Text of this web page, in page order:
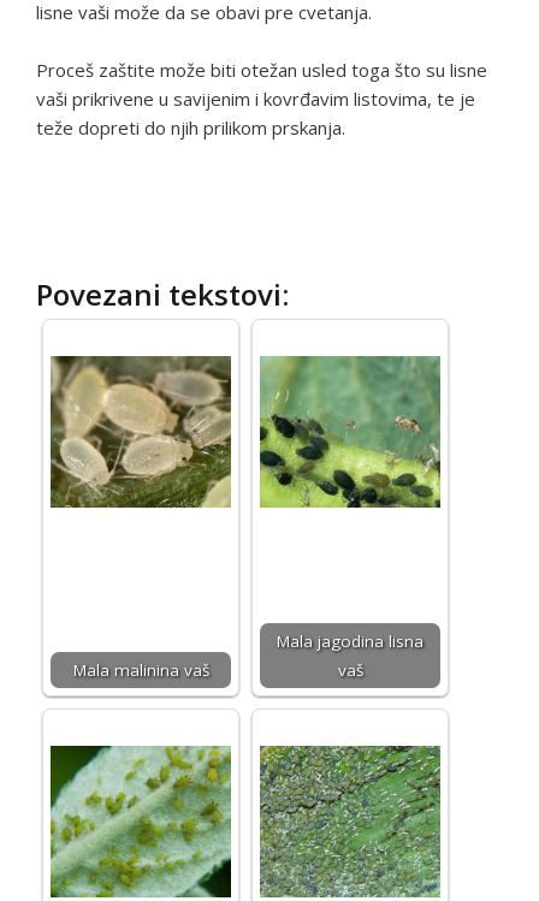
lisne vaši može da se obavi pre cvetanja.
Proceš zaštite može biti otežan usled toga što su lisne
vaši prikrivene u savijenim i kovrđavim listovima, te je
teže dopreti do njih prilikom prskanja.
Povezani tekstovi:
Mala malinina vaš
Mala jagodina lisna
vaš